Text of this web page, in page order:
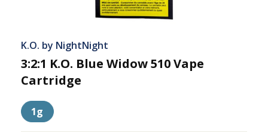
K.O. by NightNight
3:2:1 K.O. Blue Widow 510 Vape
Cartridge
1g